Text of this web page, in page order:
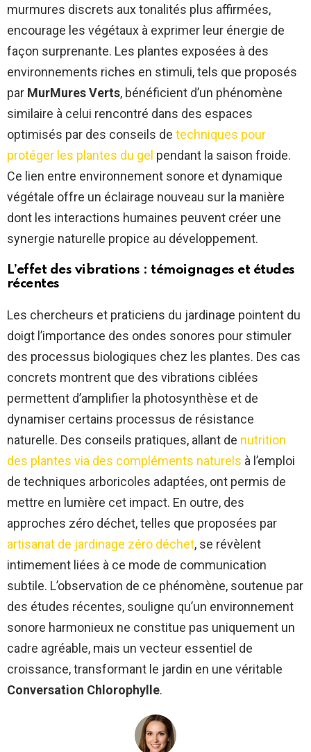
murmures discrets aux tonalités plus affirmées,
encourage les végétaux à exprimer leur énergie de
façon surprenante. Les plantes exposées à des
environnements riches en stimuli, tels que proposés
par MurMures Verts, bénéficient d’un phénomène
similaire à celui rencontré dans des espaces
optimisés par des conseils de techniques pour
protéger les plantes du gel pendant la saison froide.
Ce lien entre environnement sonore et dynamique
végétale offre un éclairage nouveau sur la manière
dont les interactions humaines peuvent créer une
synergie naturelle propice au développement.
L’effet des vibrations : témoignages et études
récentes
Les chercheurs et praticiens du jardinage pointent du
doigt l’importance des ondes sonores pour stimuler
des processus biologiques chez les plantes. Des cas
concrets montrent que des vibrations ciblées
permettent d’amplifier la photosynthèse et de
dynamiser certains processus de résistance
naturelle. Des conseils pratiques, allant de nutrition
des plantes via des compléments naturels à l’emploi
de techniques arboricoles adaptées, ont permis de
mettre en lumière cet impact. En outre, des
approches zéro déchet, telles que proposées par
artisanat de jardinage zéro déchet, se révèlent
intimement liées à ce mode de communication
subtile. L’observation de ce phénomène, soutenue par
des études récentes, souligne qu’un environnement
sonore harmonieux ne constitue pas uniquement un
cadre agréable, mais un vecteur essentiel de
croissance, transformant le jardin en une véritable
Conversation Chlorophylle.